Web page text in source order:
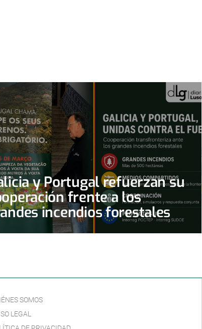
y Portugal refuerzan su
frente a los
incendios forestales
SOMOS
LEGAL